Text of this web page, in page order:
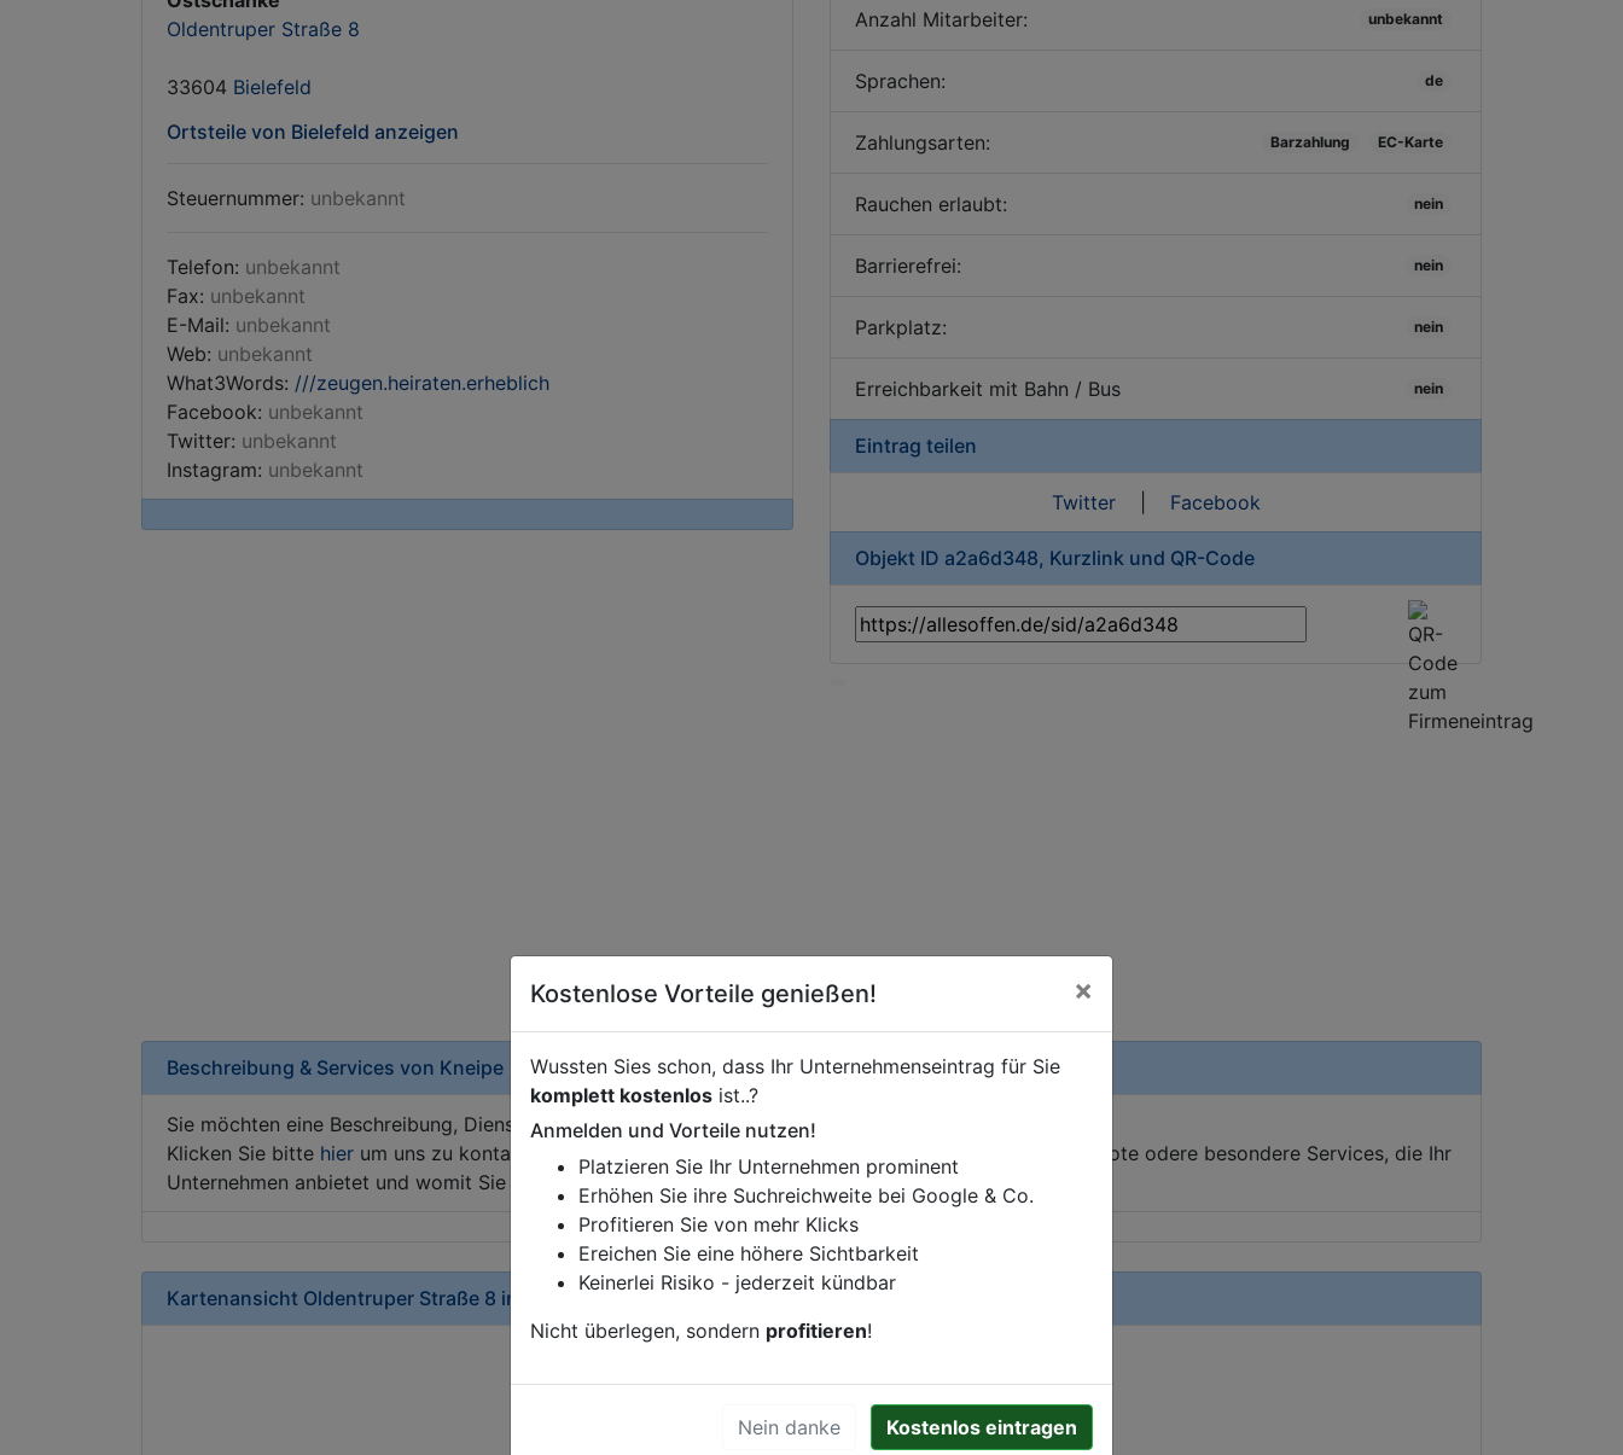
Oldentruper Straße 8
33604 Bielefeld
Ortsteile von Bielefeld anzeigen
Steuernummer: unbekannt
Telefon: unbekannt
Fax: unbekannt
E-Mail: unbekannt
Web: unbekannt
What3Words: ///zeugen.heiraten.erheblich
Facebook: unbekannt
Twitter: unbekannt
Instagram: unbekannt
Anzahl Mitarbeiter: unbekannt
Sprachen: de
Zahlungsarten: Barzahlung EC-Karte
Rauchen erlaubt: nein
Barrierefrei: nein
Parkplatz: nein
Erreichbarkeit mit Bahn / Bus nein
Eintrag teilen
Twitter| Facebook
Objekt ID a2a6d348, Kurzlink und QR-Code
Beschreibung & Services von Kneipe
Sie möchten eine Beschreibung, Dienstleistung oder andere relevante Informationen hinzufügen?
Klicken Sie bitte hier um uns zu kontaktieren. Gerne erweitern wir Ihren Firmeneintrag um Sonderangebote odere besondere Services, die Ihr
Unternehmen anbietet und womit Sie sich von Ihren Wettbewerbern abheben.
Kartenansicht Oldentruper Straße 8 in Bielefeld
Kostenlose Vorteile genießen! ×
Wussten Sies schon, dass Ihr Unternehmenseintrag für Sie
komplett kostenlos ist..?
Anmelden und Vorteile nutzen!
Platzieren Sie Ihr Unternehmen prominent
Erhöhen Sie ihre Suchreichweite bei Google & Co.
Profitieren Sie von mehr Klicks
Ereichen Sie eine höhere Sichtbarkeit
Keinerlei Risiko - jederzeit kündbar
Nicht überlegen, sondern profitieren!
Nein danke Kostenlos eintragen